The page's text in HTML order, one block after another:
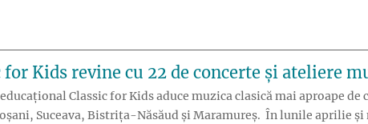
for Kids revine cu 22 de concerte și ateliere
Classic for Kids aduce muzica clasică mai aproape
Suceava, Bistrița-Năsăud și Maramureș. În lunile aprilie